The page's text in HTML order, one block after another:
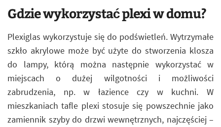
Gdzie wykorzystać plexi w domu?
Plexiglas wykorzystuje się do podświetleń. Wytrzymałe
szkło akrylowe może być użyte do stworzenia klosza
do lampy, którą można następnie wykorzystać w
miejscach o dużej wilgotności i możliwości
zabrudzenia, np. w łazience czy w kuchni. W
mieszkaniach tafle plexi stosuje się powszechnie jako
zamiennik szyby do drzwi wewnętrznych, najczęściej –